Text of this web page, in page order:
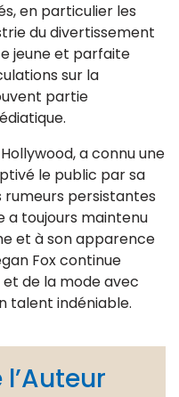
en particulier les
du divertissement
jeune et parfaite
sur la
partie
a connu une
le public par sa
rumeurs persistantes
a toujours maintenu
et à son apparence
Fox continue
de la mode avec
talent indéniable.